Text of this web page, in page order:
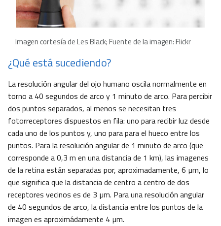
Imagen cortesía de Les Black; Fuente de la imagen: Flickr
¿Qué está sucediendo?
La resolución angular del ojo humano oscila normalmente en
torno a 40 segundos de arco y 1 minuto de arco. Para percibir
dos puntos separados, al menos se necesitan tres
fotorreceptores dispuestos en fila: uno para recibir luz desde
cada uno de los puntos y, uno para para el hueco entre los
puntos. Para la resolución angular de 1 minuto de arco (que
corresponde a 0,3 m en una distancia de 1 km), las imagenes
de la retina están separadas por, aproximadamente, 6 µm, lo
que significa que la distancia de centro a centro de dos
receptores vecinos es de 3 µm. Para una resolución angular
de 40 segundos de arco, la distancia entre los puntos de la
imagen es aproximádamente 4 µm.